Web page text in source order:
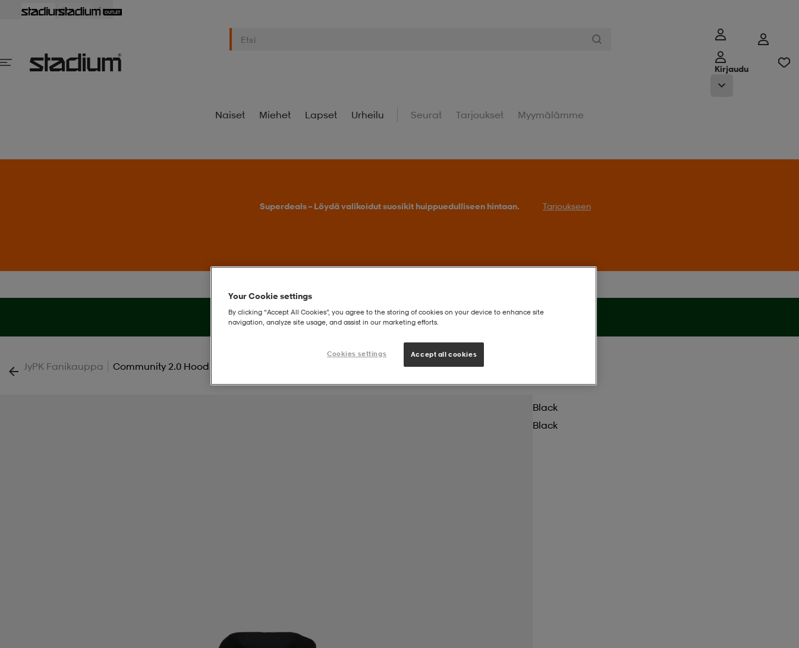
Kirjaudu
Naiset Miehet Lapset Urheilu Seurat Tarjoukset Myymälämme
Superdeals – Löydä valikoidut suosikit huippuedulliseen hintaan. Tarjoukseen
Joukkueen tuote:
JyPK Fanikauppa
JyPK Fanikauppa | Community 2.0 Hood W
Black
Black
Your Cookie settings
By clicking “Accept All Cookies”, you agree to the storing of cookies on your device to enhance site
navigation, analyze site usage, and assist in our marketing efforts.
Cookies settings Accept all cookies